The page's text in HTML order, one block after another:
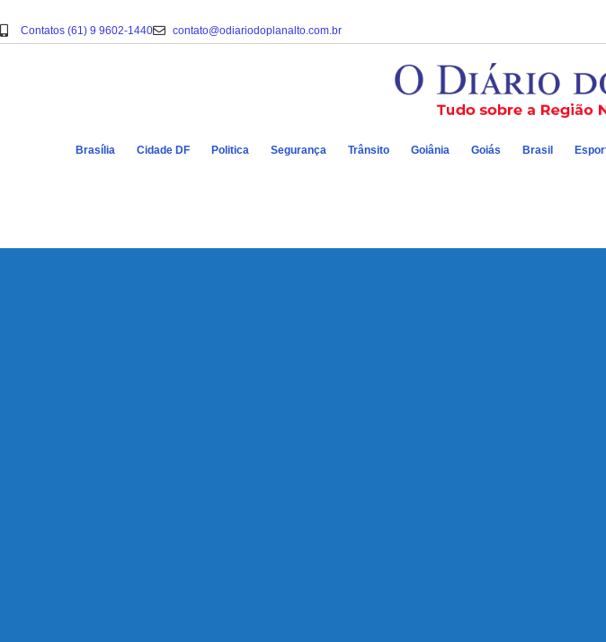
Contatos (61) 9 9602-1440 contato@odiariodoplanalto.com.br
Brasília Cidade DF Politica Segurança Trânsito Goiânia Goiás Brasil